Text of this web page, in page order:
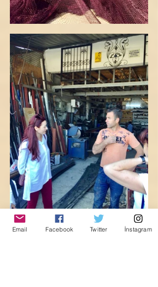
Email Facebook Twitter İnstagram